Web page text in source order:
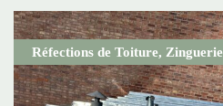
Réfections de Toiture, Zinguerie